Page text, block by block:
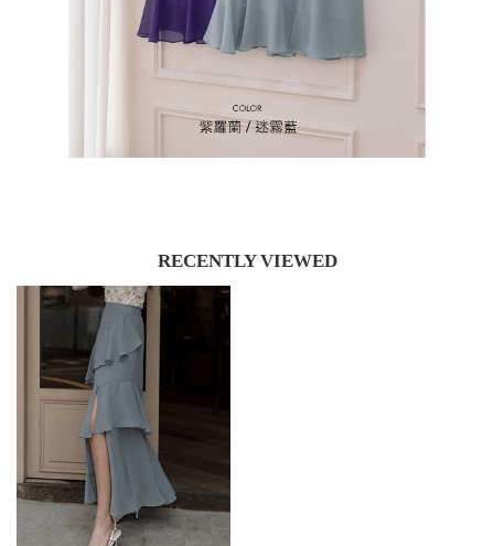
RECENTLY VIEWED